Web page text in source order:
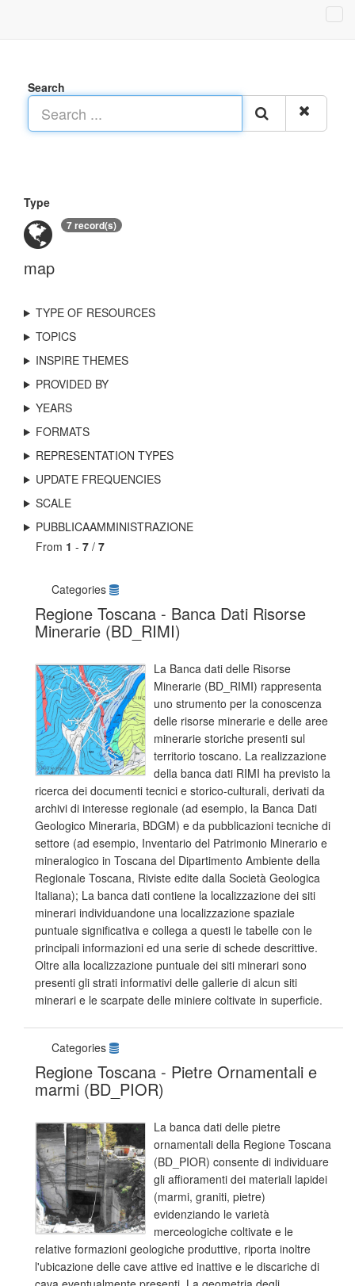
Search
Type
map
7 record(s)
TYPE OF RESOURCES
TOPICS
INSPIRE THEMES
PROVIDED BY
YEARS
FORMATS
REPRESENTATION TYPES
UPDATE FREQUENCIES
SCALE
PUBBLICAAMMINISTRAZIONE
From 1 - 7 / 7
Categories
Regione Toscana - Banca Dati Risorse
Minerarie (BD_RIMI)
La Banca dati delle Risorse
Minerarie (BD_RIMI) rappresenta
uno strumento per la conoscenza
delle risorse minerarie e delle aree
minerarie storiche presenti sul
territorio toscano. La realizzazione
della banca dati RIMI ha previsto la
ricerca dei documenti tecnici e storico-culturali, derivati da
archivi di interesse regionale (ad esempio, la Banca Dati
Geologico Mineraria, BDGM) e da pubblicazioni tecniche di
settore (ad esempio, Inventario del Patrimonio Minerario e
mineralogico in Toscana del Dipartimento Ambiente della
Regionale Toscana, Riviste edite dalla Società Geologica
Italiana); La banca dati contiene la localizzazione dei siti
minerari individuandone una localizzazione spaziale
puntuale significativa e collega a questi le tabelle con le
principali informazioni ed una serie di schede descrittive.
Oltre alla localizzazione puntuale dei siti minerari sono
presenti gli strati informativi delle gallerie di alcun siti
minerari e le scarpate delle miniere coltivate in superficie.
Categories
Regione Toscana - Pietre Ornamentali e
marmi (BD_PIOR)
La banca dati delle pietre
ornamentali della Regione Toscana
(BD_PIOR) consente di individuare
gli affioramenti dei materiali lapidei
(marmi, graniti, pietre)
evidenziando le varietà
merceologiche coltivate e le
relative formazioni geologiche produttive, riporta inoltre
l'ubicazione delle cave attive ed inattive e le discariche di